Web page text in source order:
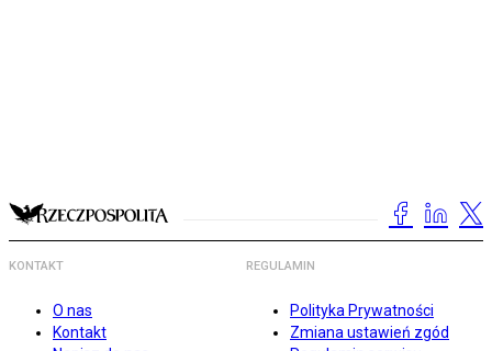
KONTAKT
O nas
Kontakt
REGULAMIN
Polityka Prywatności
Zmiana ustawień zgód